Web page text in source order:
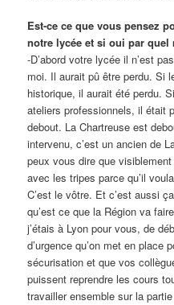
Est-ce ce que vous pensez
notre lycée et si oui par quel
-D’abord votre lycée il n’est
moi. Il aurait pû être perdu. Si
historique, il aurait été perdu.
ateliers professionnels, il était
debout. La Chartreuse est
intervenu, c’est un ancien de
peux vous dire que
avec les tripes parce qu’il
C’est le vôtre. Et c’est aussi
qu’est ce que la Région va
j’étais à Lyon pour vous, de
d’urgence qu’on met en place
sécurisation et que vos
puissent reprendre les cours
travailler ensemble sur la